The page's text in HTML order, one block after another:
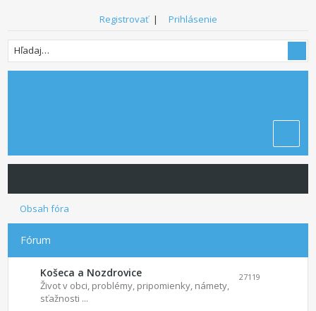
Registrovať| Prihlásenie
Obsah fóra
Fórum
Košeca a Nozdrovice
Život v obci, problémy, pripomienky, námety,
sťažnosti ...
27119